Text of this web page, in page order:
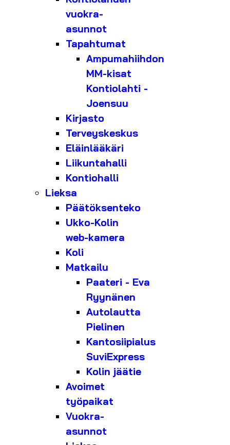
vuokra-
asunnot
Tapahtumat
Ampumahiihdon
MM-kisat
Kontiolahti -
Joensuu
Kirjasto
Terveyskeskus
Eläinlääkäri
Liikuntahalli
Kontiohalli
Lieksa
Päätöksenteko
Ukko-Kolin
web-kamera
Koli
Matkailu
Paateri - Eva
Ryynänen
Autolautta
Pielinen
Kantosiipialus
SuviExpress
Kolin jäätie
Avoimet
työpaikat
Vuokra-
asunnot